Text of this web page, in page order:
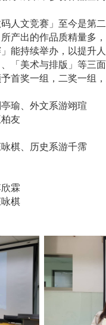
人文竞赛」至今是第
产出的作品质精量多
」 能持续举办，以提升
「 美术与排版 」 等三
首奖一组，二奖一组
瑜、外文系游翊瑄
友
棋、历史系游千霈
霖
棋